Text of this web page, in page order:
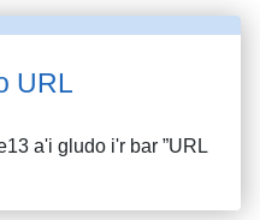
URL
a'i gludo i'r bar ”URL